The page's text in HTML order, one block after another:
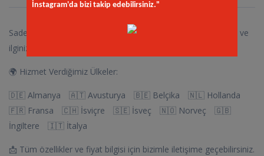
Sadece Gurbetçilerimize Özel ! Çıktığımız bu yolda desteğiniz ve
ilginiz için çok teşekkür ederiz.
🌍 Hizmet Verdiğimiz Ülkeler:
🇩🇪 Almanya 🇦🇹 Avusturya 🇧🇪 Belçika 🇳🇱 Hollanda
🇫🇷 Fransa 🇨🇭 İsviçre 🇸🇪 İsveç 🇳🇴 Norveç 🇬🇧
İngiltere 🇮🇹 İtalya
📩 Tüm özellikler ve fiyat bilgisi için bizimle iletişime geçebilirsiniz.
İnstagram'da bizi takip edebilirsiniz."